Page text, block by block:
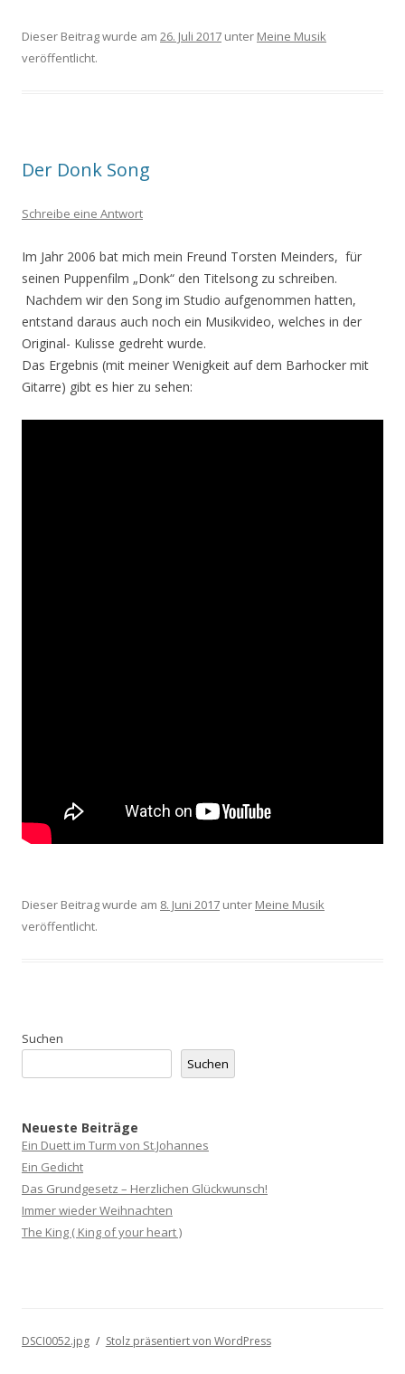
Dieser Beitrag wurde am 26. Juli 2017 unter Meine Musik
veröffentlicht.
Der Donk Song
Schreibe eine Antwort
Im Jahr 2006 bat mich mein Freund Torsten Meinders, für
seinen Puppenfilm „Donk“ den Titelsong zu schreiben.
Nachdem wir den Song im Studio aufgenommen hatten,
entstand daraus auch noch ein Musikvideo, welches in der
Original- Kulisse gedreht wurde.
Das Ergebnis (mit meiner Wenigkeit auf dem Barhocker mit
Gitarre) gibt es hier zu sehen:
Dieser Beitrag wurde am 8. Juni 2017 unter Meine Musik
veröffentlicht.
Suchen
Suchen
Neueste Beiträge
Ein Duett im Turm von St.Johannes
Ein Gedicht
Das Grundgesetz – Herzlichen Glückwunsch!
Immer wieder Weihnachten
The King ( King of your heart )
DSCI0052.jpg Stolz präsentiert von WordPress